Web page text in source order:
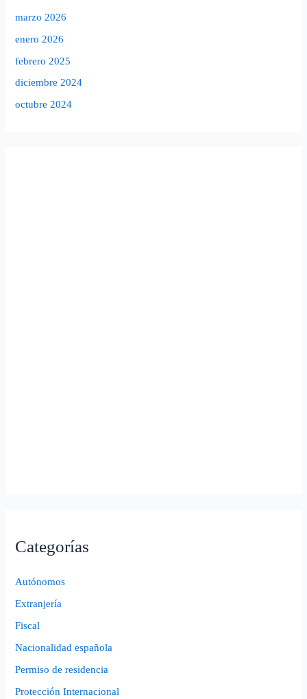
marzo 2026
enero 2026
febrero 2025
diciembre 2024
octubre 2024
Categorías
Autónomos
Extranjería
Fiscal
Nacionalidad española
Permiso de residencia
Protección Internacional